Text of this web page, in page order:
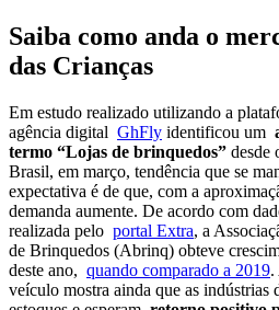
Saiba como anda o
das Crianças
Em estudo realizado utilizando a
agência digital GhFly identificou um
termo “Lojas de brinquedos” desde
Brasil, em março, tendência que se
expectativa é de que, com a
demanda aumente. De acordo com
realizada pelo portal Extra, a
de Brinquedos (Abrinq) obteve
deste ano, quando comparado a 2019.
veículo mostra ainda que as indústrias